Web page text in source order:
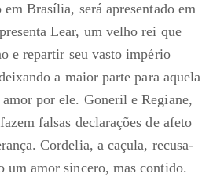
Brasília, será apresentado em
Lear, um velho rei que
e repartir seu vasto império
a maior parte para aquela
por ele. Goneril e Regiane,
falsas declarações de afeto
Cordelia, a caçula, recusa-
um amor sincero, mas contido.